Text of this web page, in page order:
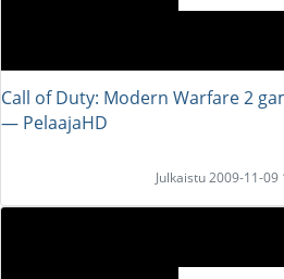
Call of Duty: Modern Warfare 2
― PelaajaHD
Julkaistu 2009-11-